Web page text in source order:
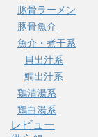
豚骨ラーメン
豚骨魚介
魚介・煮干系
貝出汁系
鯛出汁系
鶏清湯系
鶏白湯系
レビュー